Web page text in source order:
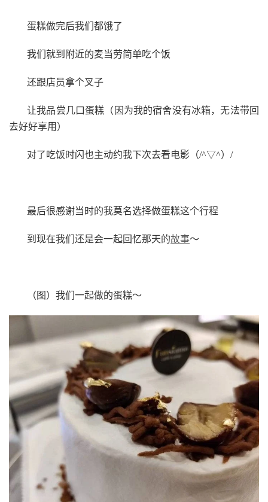
蛋糕做完后我们都饿了
我们就到附近的麦当劳简单吃个饭
还跟店员拿个叉子
让我品尝几口蛋糕（因为我的宿舍没有冰箱，无法带回
去好好享用）
对了吃饭时闪也主动约我下次去看电影（/^▽^）/
最后很感谢当时的我莫名选择做蛋糕这个行程
到现在我们还是会一起回忆那天的故事～
（图）我们一起做的蛋糕～